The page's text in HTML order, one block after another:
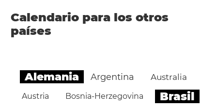
Calendario para los otros
países
Alemania Argentina Australia
Austria Bosnia-Herzegovina Brasil